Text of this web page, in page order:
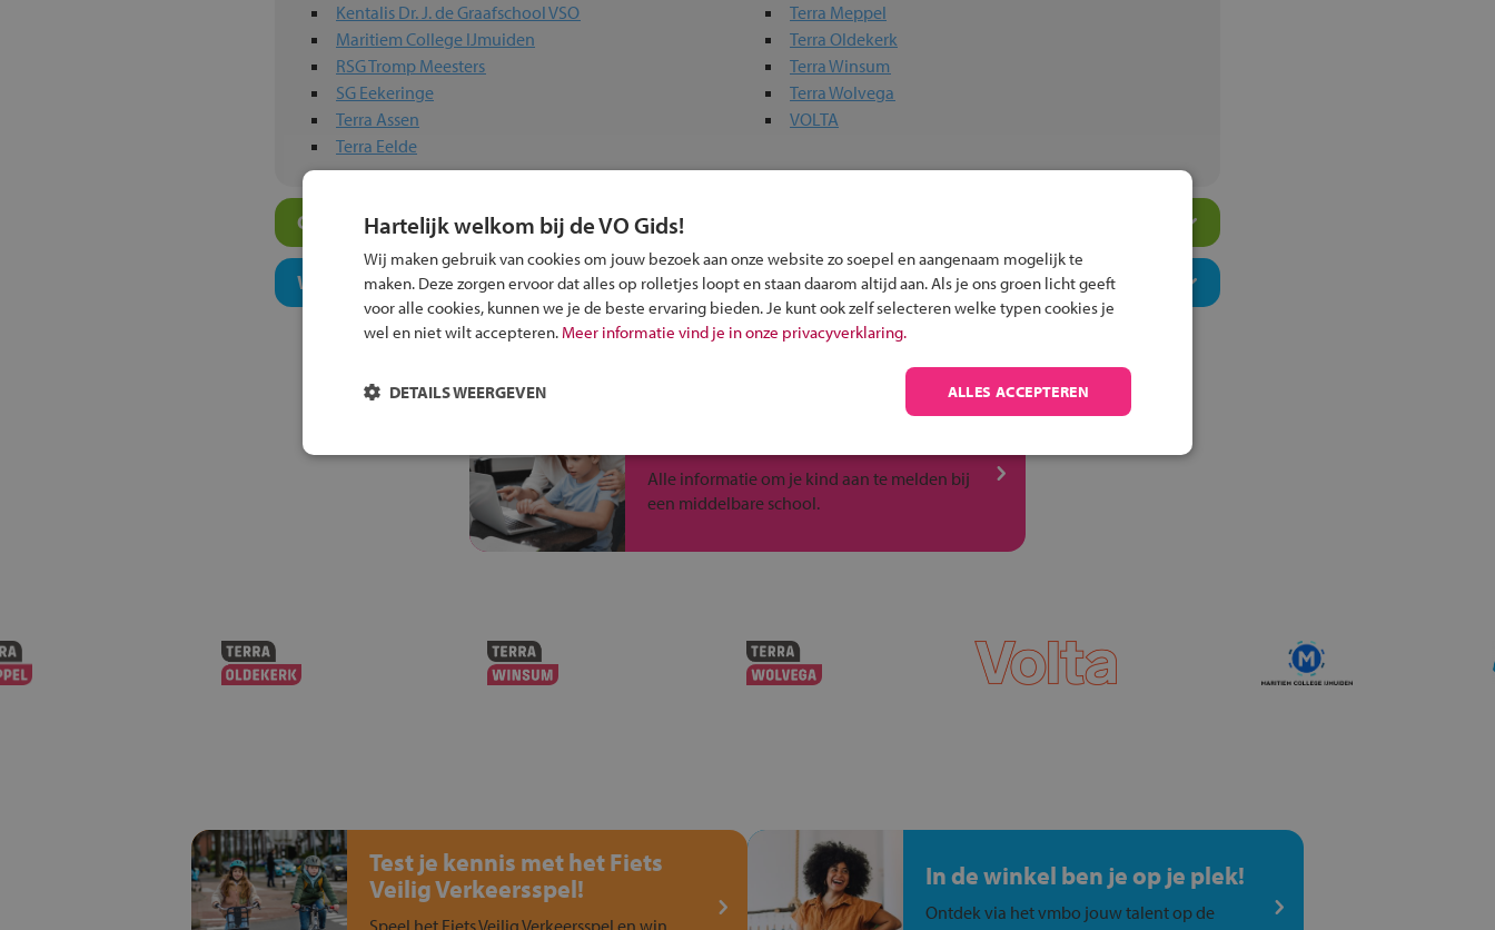
Kentalis Dr. J. de Graafschool VSO
Maritiem College IJmuiden
RSG Tromp Meesters
SG Eekeringe
Terra Assen
Terra Eelde
Terra Meppel
Terra Oldekerk
Terra Winsum
Terra Wolvega
VOLTA
Overige vmbo-scholen in jouw regio
Welk onderwijsconcept past bij jou?
Alle informatie om je kind aan te melden bij
een middelbare school.
Test je kennis met het Fiets
Veilig Verkeersspel!
Speel het Fiets Veilig Verkeersspel en win
In de winkel ben je op je plek!
Ontdek via het vmbo jouw talent op de
Hartelijk welkom bij de VO Gids!
Wij maken gebruik van cookies om jouw bezoek aan onze website zo soepel en aangenaam mogelijk te
maken. Deze zorgen ervoor dat alles op rolletjes loopt en staan daarom altijd aan. Als je ons groen licht geeft
voor alle cookies, kunnen we je de beste ervaring bieden. Je kunt ook zelf selecteren welke typen cookies je
wel en niet wilt accepteren. Meer informatie vind je in onze privacyverklaring.
ALLES ACCEPTEREN
DETAILS WEERGEVEN